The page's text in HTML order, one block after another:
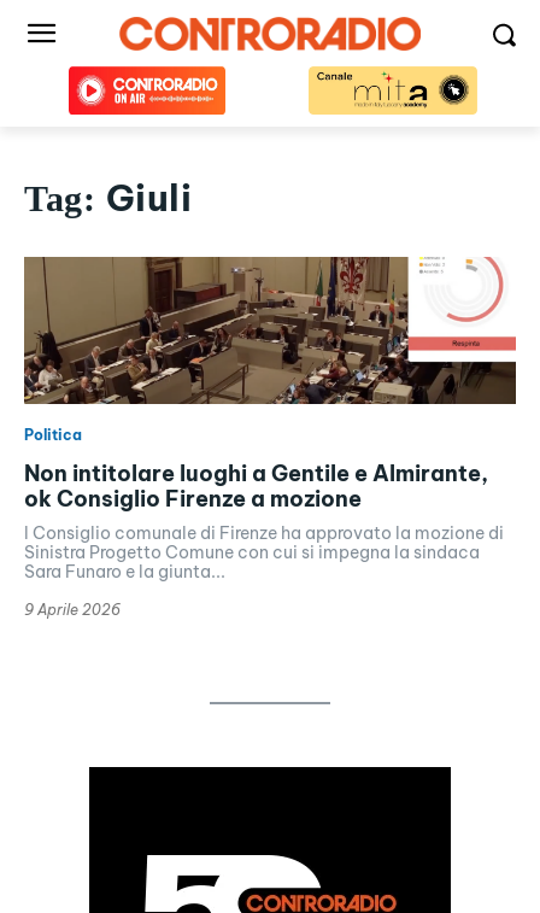
Tag: Giuli
Politica
Non intitolare luoghi a Gentile e Almirante,
ok Consiglio Firenze a mozione
l Consiglio comunale di Firenze ha approvato la mozione di
Sinistra Progetto Comune con cui si impegna la sindaca
Sara Funaro e la giunta...
9 Aprile 2026